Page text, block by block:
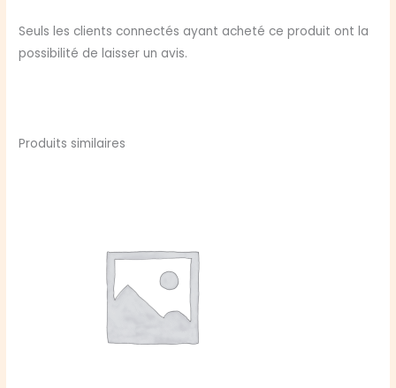
Seuls les clients connectés ayant acheté ce produit ont la
possibilité de laisser un avis.
Produits similaires